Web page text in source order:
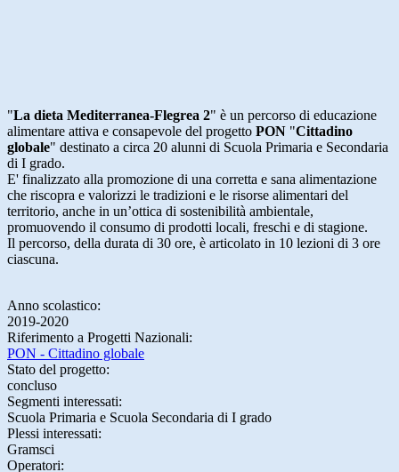
"La dieta Mediterranea-Flegrea 2" è un percorso di educazione
alimentare attiva e consapevole del progetto PON "Cittadino
globale" destinato a circa 20 alunni di Scuola Primaria e Secondaria
di I grado.
E' finalizzato alla promozione di una corretta e sana alimentazione
che riscopra e valorizzi le tradizioni e le risorse alimentari del
territorio, anche in un’ottica di sostenibilità ambientale,
promuovendo il consumo di prodotti locali, freschi e di stagione.
​Il percorso, della durata di 30 ore, è articolato in 10 lezioni di 3 ore
ciascuna.
Anno scolastico:
2019-2020
Riferimento a Progetti Nazionali:
PON - Cittadino globale
Stato del progetto:
concluso
Segmenti interessati:
Scuola Primaria e Scuola Secondaria di I grado
Plessi interessati:
Gramsci
Operatori: